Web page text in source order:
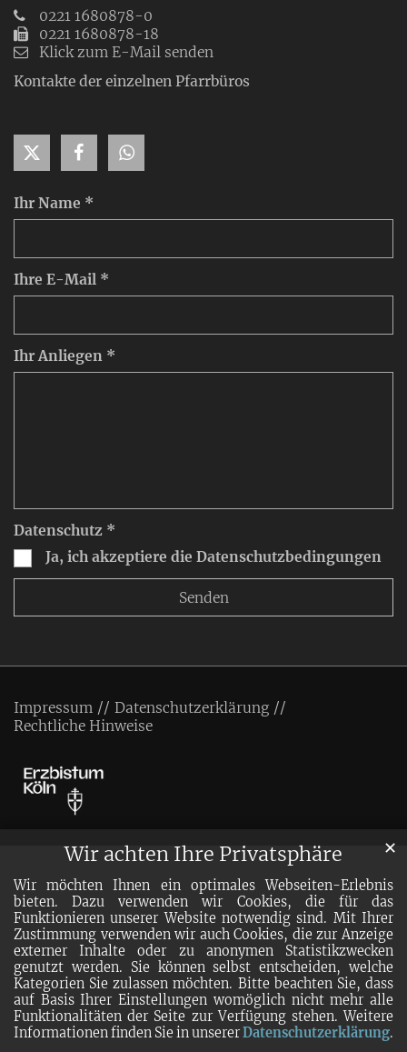
Wir achten Ihre Privatsphäre
Wir möchten Ihnen ein optimales Webseiten-Erlebnis
bieten. Dazu verwenden wir Cookies, die für das
Funktionieren unserer Website notwendig sind. Mit Ihrer
Zustimmung verwenden wir auch Cookies, die zur Anzeige
externer Inhalte oder zu anonymen Statistikzwecken
genutzt werden. Sie können selbst entscheiden, welche
Kategorien Sie zulassen möchten. Bitte beachten Sie, dass
auf Basis Ihrer Einstellungen womöglich nicht mehr alle
Funktionalitäten der Seite zur Verfügung stehen. Weitere
Informationen finden Sie in unsererDatenschutzerklärung.
✕
Ihr Name *
Ihre E-Mail *
Ihr Anliegen *
Datenschutz *
Ja, ich akzeptiere die Datenschutzbedingungen
0221 1680878-0
0221 1680878-18
Klick zum E-Mail senden
Kontakte der einzelnen Pfarrbüros
Impressum
Datenschutzerklärung
Rechtliche Hinweise